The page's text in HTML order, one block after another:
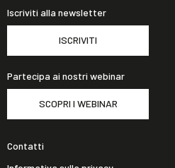
Iscriviti alla newsletter
ISCRIVITI
Partecipa ai nostri webinar
SCOPRI I WEBINAR
Contatti